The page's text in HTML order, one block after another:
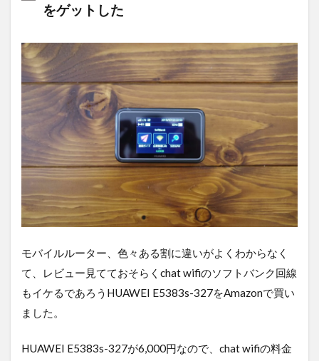
をゲットした
モバイルルーター、色々ある割に違いがよくわからなく
て、レビュー見てておそらくchat wifiのソフトバンク回線
もイケるであろうHUAWEI E5383s-327をAmazonで買い
ました。
HUAWEI E5383s-327が6,000円なので、chat wifiの料金